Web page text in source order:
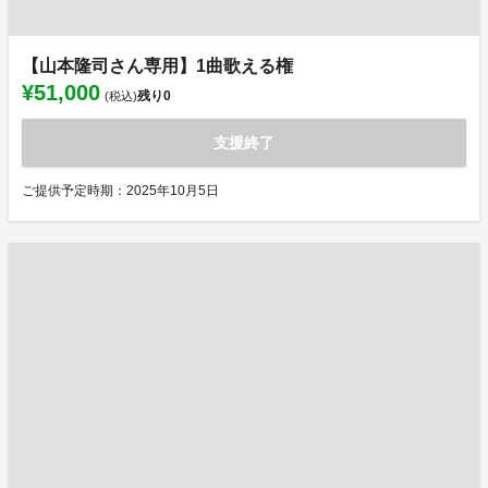
【山本隆司さん専用】1曲歌える権
¥51,000 (税込)残り0
支援終了
ご提供予定時期：2025年10月5日